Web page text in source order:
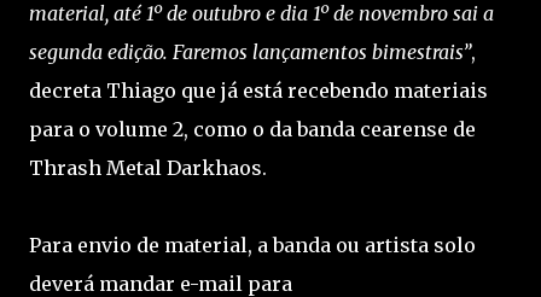
material, até 1º de outubro e dia 1º de novembro sai a
segunda edição. Faremos lançamentos bimestrais”,
decreta Thiago que já está recebendo materiais
para o volume 2, como o da banda cearense de
Thrash Metal Darkhaos.
Para envio de material, a banda ou artista solo
deverá mandar e-mail para